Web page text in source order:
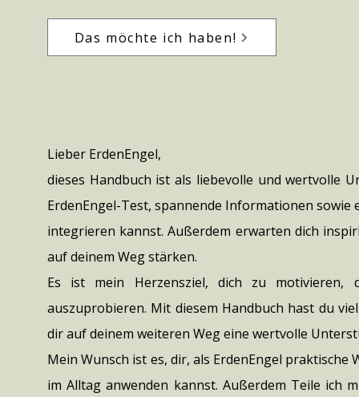
Das möchte ich haben!
Lieber ErdenEngel,
dieses Handbuch ist als liebevolle und wertvolle
ErdenEngel-Test, spannende Informationen
integrieren kannst. Außerdem erwarten dich
auf deinem Weg stärken.
Es ist mein Herzensziel, dich zu motivieren,
auszuprobieren. Mit diesem Handbuch hast du
dir auf deinem weiteren Weg eine wertvolle
Mein Wunsch ist es, dir, als ErdenEngel
im Alltag anwenden kannst. Außerdem Teile ich